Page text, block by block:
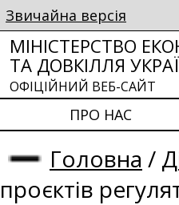
Звичайна версія
МІНІСТЕРСТВО
ТА ДОВКІЛЛЯ
ОФІЦІЙНИЙ ВЕБ-САЙТ
ПРО НАС
Головна /
проєктів